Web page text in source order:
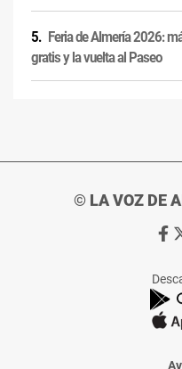
Feria de Almería 2026:
gratis y la vuelta al Paseo
© LA VOZ DE
Ir
de
La